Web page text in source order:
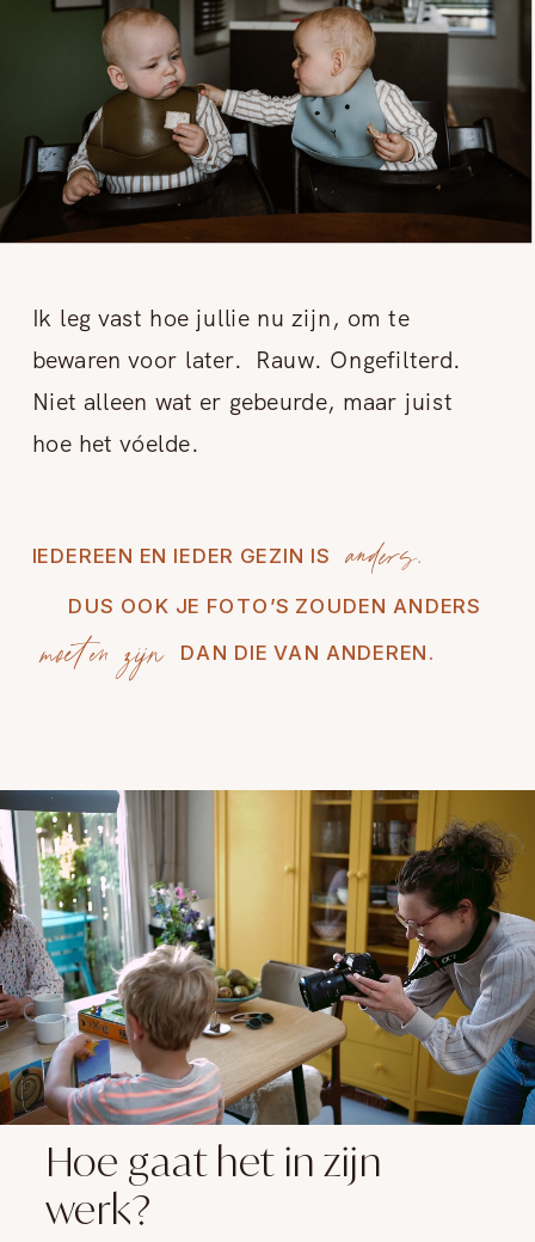
moeten zijn
anders.
DUS OOK JE FOTO’S ZOUDEN ANDERS
IEDEREEN EN IEDER GEZIN IS
DAN DIE VAN ANDEREN.
Ik leg vast hoe jullie nu zijn, om te
bewaren voor later. Rauw. Ongefilterd.
Niet alleen wat er gebeurde, maar juist
hoe het vóelde.
Hoe gaat het in zijn
werk?